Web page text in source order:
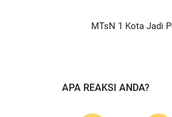
MTsN 1 Kota Jadi
APA REAKSI ANDA?